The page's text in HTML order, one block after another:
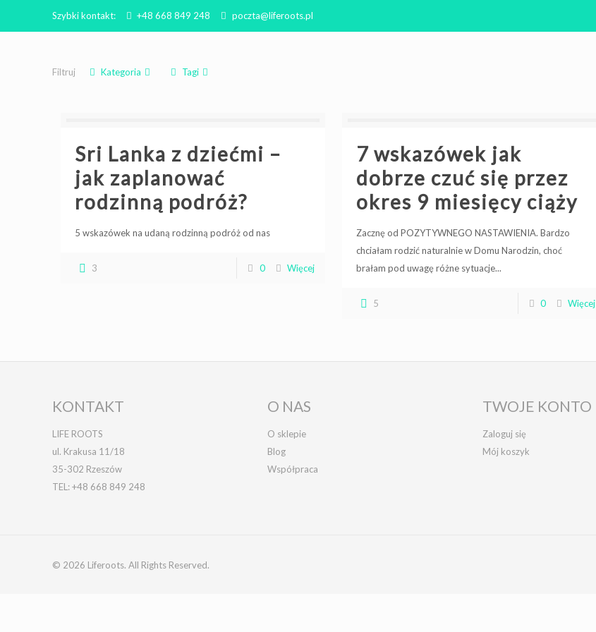
Szybki kontakt: +48 668 849 248 poczta@liferoots.pl
Filtruj Kategoria Tagi
Sri Lanka z dziećmi –
jak zaplanować
rodzinną podróż?
5 wskazówek na udaną rodzinną podróż od nas
3 0 Więcej
7 wskazówek jak
dobrze czuć się przez
okres 9 miesięcy ciąży
Zacznę od POZYTYWNEGO NASTAWIENIA. Bardzo
chciałam rodzić naturalnie w Domu Narodzin, choć
brałam pod uwagę różne sytuacje...
5 0 Więcej
KONTAKT
LIFE ROOTS
ul. Krakusa 11/18
35-302 Rzeszów
TEL:+48 668 849 248
O NAS
O sklepie
Blog
Współpraca
TWOJE KONTO
Zaloguj się
Mój koszyk
© 2026 Liferoots. All Rights Reserved.